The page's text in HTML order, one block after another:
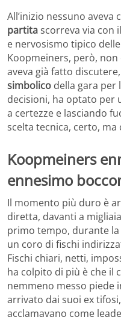
All’inizio nessuno aveva
partitascorreva via con
e nervosismo tipico
Koopmeiners, però,
aveva già fatto
simbolico della gara per
decisioni, ha optato
a certezze e lasciando
scelta tecnica, certo, ma
Koopmeiners
ennesimo
Il momento più duro è
diretta, davanti a
primo tempo, durante
un coro di fischi
Fischi chiari, netti,
ha colpito di più è che il
nemmeno messo piede
arrivato dai suoi ex
acclamavano come